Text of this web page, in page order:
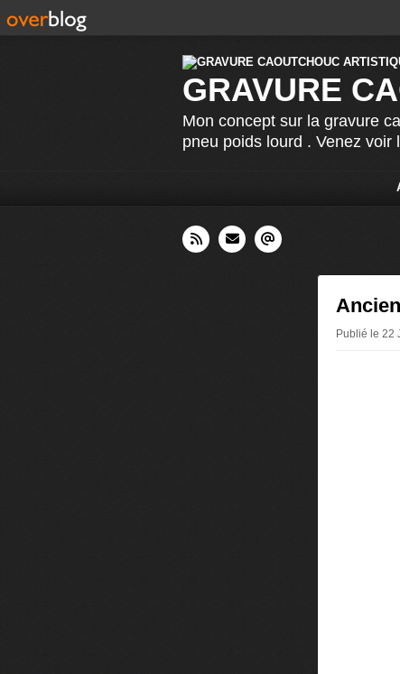
GRAVURE
Mon concept sur la gravure
pneu poids lourd . Venez
Publié le 22